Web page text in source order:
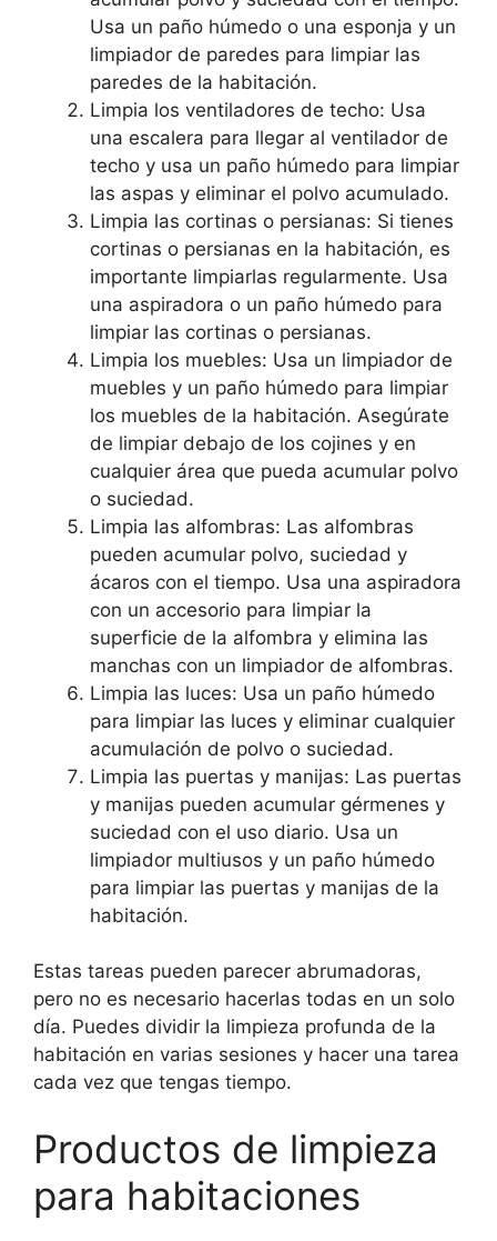
Usa un paño húmedo o una esponja y un
limpiador de paredes para limpiar las
paredes de la habitación.
Limpia los ventiladores de techo: Usa
una escalera para llegar al ventilador de
techo y usa un paño húmedo para limpiar
las aspas y eliminar el polvo acumulado.
Limpia las cortinas o persianas: Si tienes
cortinas o persianas en la habitación, es
importante limpiarlas regularmente. Usa
una aspiradora o un paño húmedo para
limpiar las cortinas o persianas.
Limpia los muebles: Usa un limpiador de
muebles y un paño húmedo para limpiar
los muebles de la habitación. Asegúrate
de limpiar debajo de los cojines y en
cualquier área que pueda acumular polvo
o suciedad.
Limpia las alfombras: Las alfombras
pueden acumular polvo, suciedad y
ácaros con el tiempo. Usa una aspiradora
con un accesorio para limpiar la
superficie de la alfombra y elimina las
manchas con un limpiador de alfombras.
Limpia las luces: Usa un paño húmedo
para limpiar las luces y eliminar cualquier
acumulación de polvo o suciedad.
Limpia las puertas y manijas: Las puertas
y manijas pueden acumular gérmenes y
suciedad con el uso diario. Usa un
limpiador multiusos y un paño húmedo
para limpiar las puertas y manijas de la
habitación.
Estas tareas pueden parecer abrumadoras,
pero no es necesario hacerlas todas en un solo
día. Puedes dividir la limpieza profunda de la
habitación en varias sesiones y hacer una tarea
cada vez que tengas tiempo.
Productos de limpieza
para habitaciones